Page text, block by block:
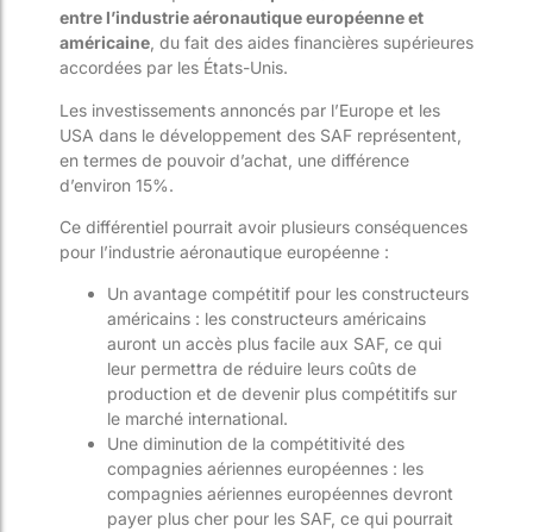
entre l’industrie aéronautique européenne et
américaine , du fait des aides financières supérieures
accordées par les États-Unis.
Les investissements annoncés par l’Europe et les
USA dans le développement des SAF représentent,
en termes de pouvoir d’achat, une différence
d’environ 15%.
Ce différentiel pourrait avoir plusieurs conséquences
pour l’industrie aéronautique européenne :
Un avantage compétitif pour les constructeurs
américains : les constructeurs américains
auront un accès plus facile aux SAF, ce qui
leur permettra de réduire leurs coûts de
production et de devenir plus compétitifs sur
le marché international.
Une diminution de la compétitivité des
compagnies aériennes européennes : les
compagnies aériennes européennes devront
payer plus cher pour les SAF, ce qui pourrait